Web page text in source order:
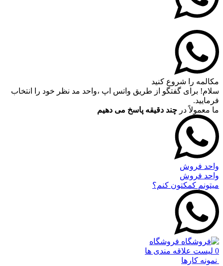
مکالمه را شروع کنید
سلام! برای گفتگو از طریق واتس اپ ،واحد مد نظر خود را انتخاب
فرمایید.
ما معمولاً در چند دقیقه پاسخ می دهیم
واحد فروش
واحد فروش
میتونم کمکتون کنم؟
فروشگاه
0 لیست علاقه مندی ها
نمونه کارها